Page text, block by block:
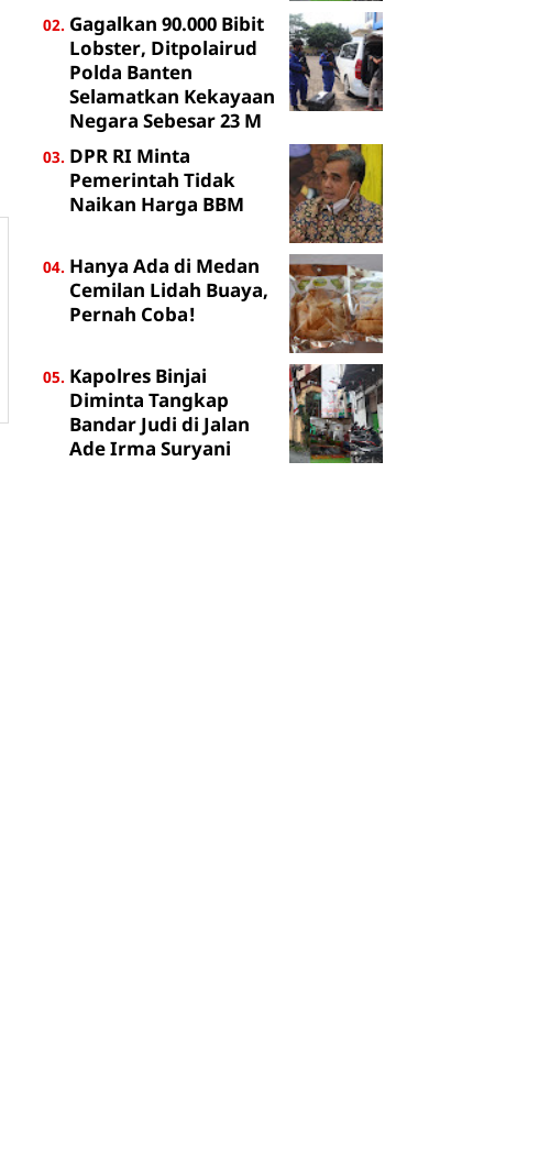
Gagalkan 90.000 Bibit
Lobster, Ditpolairud
Polda Banten
Selamatkan Kekayaan
Negara Sebesar 23 M
DPR RI Minta
Pemerintah Tidak
Naikan Harga BBM
Hanya Ada di Medan
Cemilan Lidah Buaya,
Pernah Coba!
Kapolres Binjai
Diminta Tangkap
Bandar Judi di Jalan
Ade Irma Suryani